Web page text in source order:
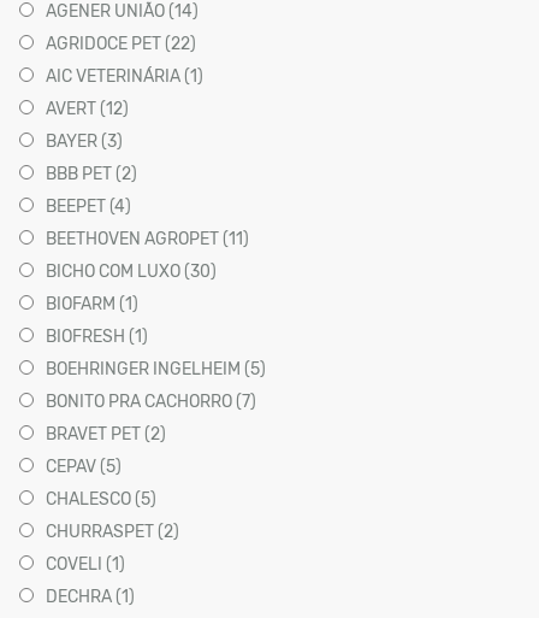
AGENER UNIÃO (14)
AGRIDOCE PET (22)
AIC VETERINÁRIA (1)
AVERT (12)
BAYER (3)
BBB PET (2)
BEEPET (4)
BEETHOVEN AGROPET (11)
BICHO COM LUXO (30)
BIOFARM (1)
BIOFRESH (1)
BOEHRINGER INGELHEIM (5)
BONITO PRA CACHORRO (7)
BRAVET PET (2)
CEPAV (5)
CHALESCO (5)
CHURRASPET (2)
COVELI (1)
DECHRA (1)